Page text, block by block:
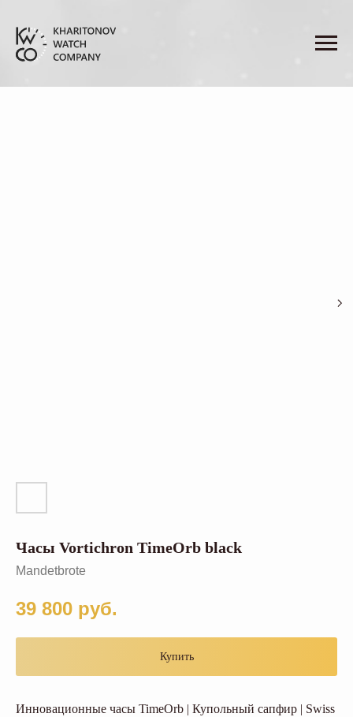
Часы Vortichron TimeOrb black
Mandetbrote
39 800 руб.
Купить
Инновационные часы TimeOrb | Купольный сапфир | Swiss